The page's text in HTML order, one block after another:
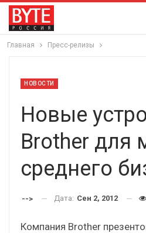
Главная Пресс-релизы
НОВОСТИ
Новые
Brother для
среднего
--> Дата: Сен 2, 2012
Компания Brother